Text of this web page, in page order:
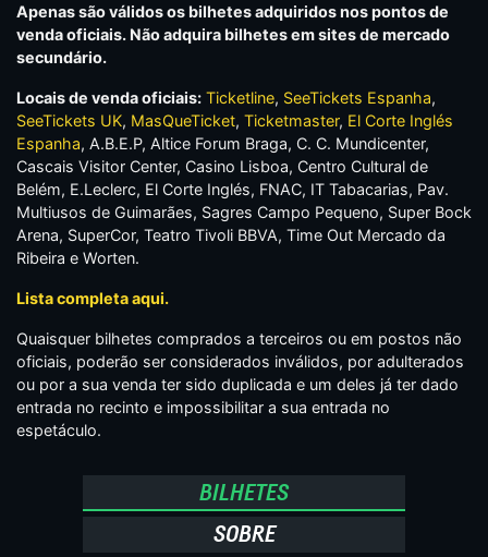
Apenas são válidos os bilhetes adquiridos nos pontos de
venda oficiais. Não adquira bilhetes em sites de mercado
secundário.
Locais de venda oficiais: Ticketline, SeeTickets Espanha,
SeeTickets UK, MasQueTicket, Ticketmaster, El Corte Inglés
Espanha, A.B.E.P, Altice Forum Braga, C. C. Mundicenter,
Cascais Visitor Center, Casino Lisboa, Centro Cultural de
Belém, E.Leclerc, El Corte Inglés, FNAC, IT Tabacarias, Pav.
Multiusos de Guimarães, Sagres Campo Pequeno, Super Bock
Arena, SuperCor, Teatro Tivoli BBVA, Time Out Mercado da
Ribeira e Worten.
Lista completa aqui.
Quaisquer bilhetes comprados a terceiros ou em postos não
oficiais, poderão ser considerados inválidos, por adulterados
ou por a sua venda ter sido duplicada e um deles já ter dado
entrada no recinto e impossibilitar a sua entrada no
espetáculo.
BILHETES
SOBRE